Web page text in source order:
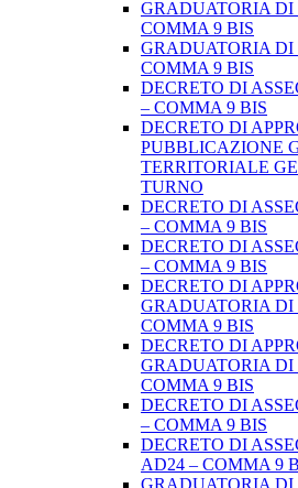
GRADUATORIA DI
COMMA 9 BIS
GRADUATORIA DI
COMMA 9 BIS
DECRETO DI
– COMMA 9 BIS
DECRETO DI
PUBBLICAZIONE
TERRITORIALE
TURNO
DECRETO DI
– COMMA 9 BIS
DECRETO DI
– COMMA 9 BIS
DECRETO DI
GRADUATORIA DI
COMMA 9 BIS
DECRETO DI
GRADUATORIA DI
COMMA 9 BIS
DECRETO DI
– COMMA 9 BIS
DECRETO DI
AD24 – COMMA 9